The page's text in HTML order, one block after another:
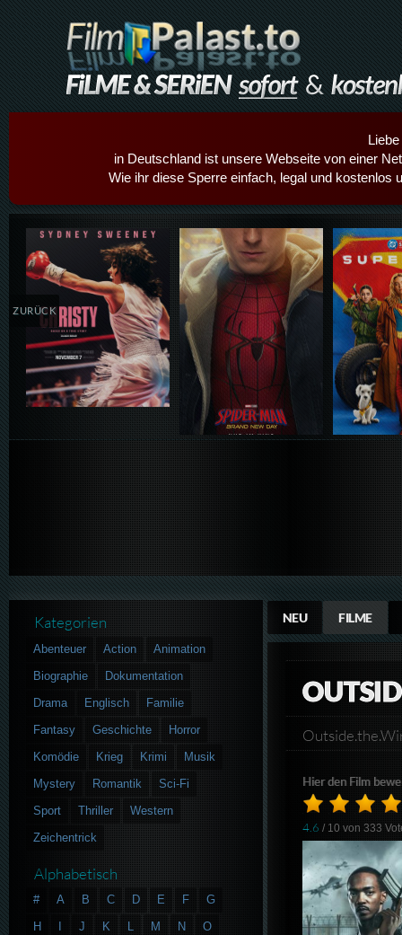
in Deutschland ist unsere Webseite von einer
Wie ihr diese Sperre einfach, legal und kostenlos
Details,Play Details,Play
ZURÜCK
NEU FILME
Hier den Film
4.6 / 10 von333
Kategorien
Abenteuer Action
Animation
Biographie
Dokumentation
Drama
Englisch
Familie
Fantasy
Geschichte
Horror
Komödie
Krieg Krimi
Musik
Mystery
Romantik
Sci-Fi
Sport
Thriller
Western
Zeichentrick
Alphabetisch
# A B C D E F
G
H
J K L M N
O